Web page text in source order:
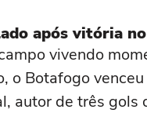
após vitória
vivendo
o Botafogo
autor de três